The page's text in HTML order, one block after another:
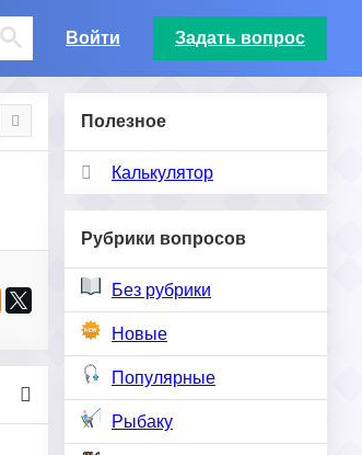
Войти Задать вопрос
Полезное
Калькулятор
Рубрики вопросов
Без рубрики
Новые
Популярные
Рыбаку